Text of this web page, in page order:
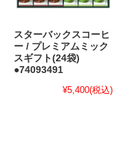
スターバックスコーヒ
ー / プレミアムミック
スギフト(24袋)
●74093491
¥5,400(税込)